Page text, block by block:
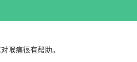
喉痛很有帮助。